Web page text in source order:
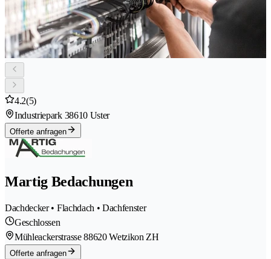
4.2(5)
Industriepark 38610 Uster
Offerte anfragen
Martig Bedachungen
Dachdecker • Flachdach • Dachfenster
Geschlossen
Mühleackerstrasse 88620 Wetzikon ZH
Offerte anfragen